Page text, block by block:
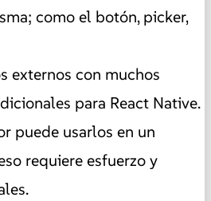
como el botón, picker,
externos con muchos
para React Native.
puede usarlos en un
requiere esfuerzo y